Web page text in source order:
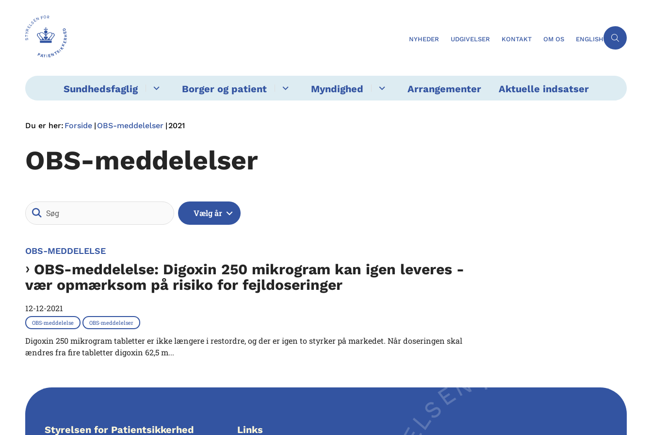
NYHEDER UDGIVELSER KONTAKT OM OS ENGLISH
Sundhedsfaglig Borger og patient Myndighed Arrangementer Aktuelle indsatser
Du er her: Forside OBS-meddelelser 2021
OBS-meddelelser
Søg
Vælg år
OBS-MEDDELELSE
OBS-meddelelse: Digoxin 250 mikrogram kan igen leveres -
vær opmærksom på risiko for fejldoseringer
12-12-2021
OBS-meddelelse OBS-meddelelser
Digoxin 250 mikrogram tabletter er ikke længere i restordre, og der er igen to styrker på markedet. Når doseringen skal
ændres fra fire tabletter digoxin 62,5 m...
Styrelsen for Patientsikkerhed Links